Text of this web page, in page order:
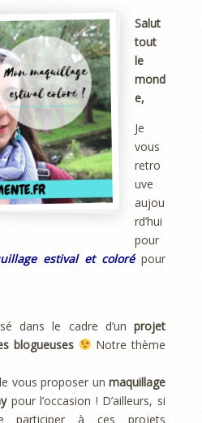
Salut
tout
le
mond
e,
Je
vous
retro
uve
aujou
rd’hui
pour
estival et colorépour
dans le cadre d’un projet
blogueuses
Notre thème
vous proposer un maquillage
pour l’occasion ! D’ailleurs, si
participer à ces projets